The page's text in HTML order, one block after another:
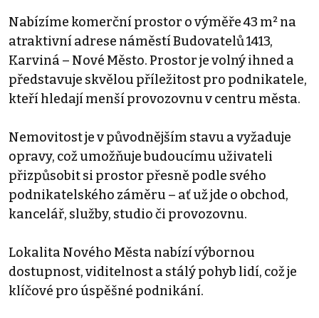
Nabízíme komerční prostor o výměře 43 m² na
atraktivní adrese náměstí Budovatelů 1413,
Karviná – Nové Město. Prostor je volný ihned a
představuje skvělou příležitost pro podnikatele,
kteří hledají menší provozovnu v centru města.
Nemovitost je v původnějším stavu a vyžaduje
opravy, což umožňuje budoucímu uživateli
přizpůsobit si prostor přesně podle svého
podnikatelského záměru – ať už jde o obchod,
kancelář, služby, studio či provozovnu.
Lokalita Nového Města nabízí výbornou
dostupnost, viditelnost a stálý pohyb lidí, což je
klíčové pro úspěšné podnikání.